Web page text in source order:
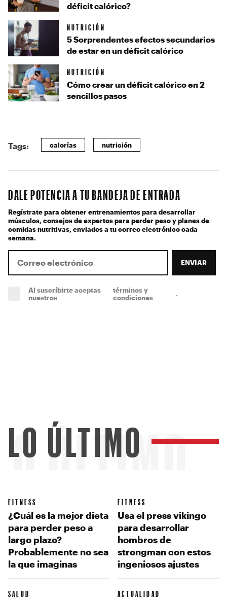
déficit calórico?
NUTRICIÓN
5 Sorprendentes efectos secundarios
de estar en un déficit calórico
NUTRICIÓN
Cómo crear un déficit calórico en 2
sencillos pasos
Tags: calorías nutrición
DALE POTENCIA A TU BANDEJA DE ENTRADA
Regístrate para obtener entrenamientos para desarrollar
músculos, consejos de expertos para perder peso y planes de
comidas nutritivas, enviados a tu correo electrónico cada
semana.
ENVIAR
Al suscríbirte aceptas
nuestros
términos y
condiciones
.
ÚLTIMO
LO ÚLTIMO
FITNESS
¿Cuál es la mejor dieta
para perder peso a
largo plazo?
Probablemente no sea
la que imaginas
FITNESS
Usa el press vikingo
para desarrollar
hombros de
strongman con estos
ingeniosos ajustes
SALUD ACTUALIDAD